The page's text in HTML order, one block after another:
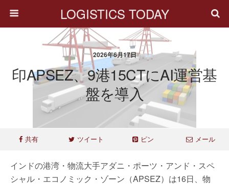
LOGISTICS TODAY
2026年6月17日
印APSEZ、9港15CTにAI運営基
盤を導入
共有 ツイート ピン メール
インドの港湾・物流大手アダニ・ポーツ・アンド・スペ
シャル・エコノミック・ゾーン（APSEZ）は16日、物